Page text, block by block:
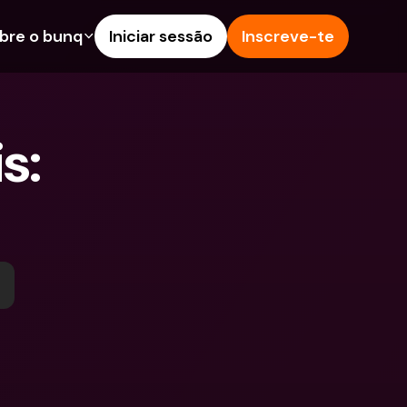
Crédito
& IBANs
o bunq Iniciar sessão Inscreve-te